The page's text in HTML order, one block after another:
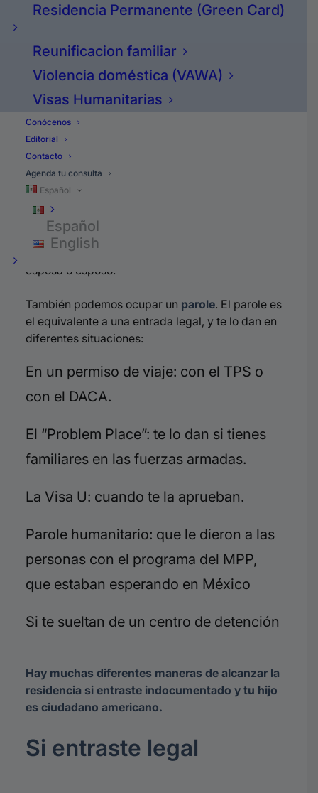
Residencia Permanente (Green Card)
Reunificacion familiar
Violencia doméstica (VAWA)
Visas Humanitarias
Conócenos
Editorial
Contacto
Agenda tu consulta
Español
Español
English
residencia?
Si entraste
indocumentado
El detalle es cómo entraste. Si entraste
combinación para llegar a la
pagando la
multa de mil dólares con la 245I
pidiendo un
esposa o esposo.
También podemos ocupar un parole. El parole es
el equivalente a una entrada legal, y te lo dan en
diferentes situaciones:
En un permiso de viaje: con el TPS o
con el DACA.
El “Problem Place”: te lo dan si tienes
familiares en las fuerzas armadas.
La Visa U: cuando te la aprueban.
Parole humanitario: que le dieron a las
personas con el programa del MPP,
que estaban esperando en México
Si te sueltan de un centro de detención
Hay muchas diferentes maneras de alcanzar la
residencia si entraste indocumentado y tu hijo
es ciudadano americano.
Si entraste legal